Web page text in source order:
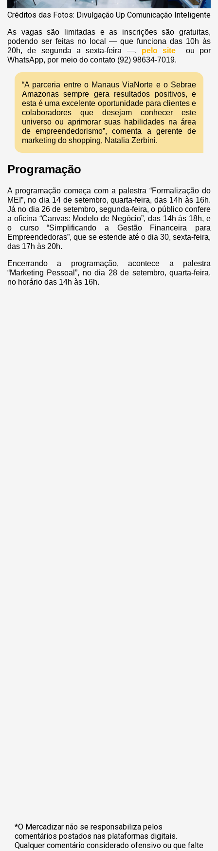
Créditos das Fotos: Divulgação Up Comunicação Inteligente
As vagas são limitadas e as inscrições são gratuitas,
podendo ser feitas no local — que funciona das 10h às
20h, de segunda a sexta-feira —, pelo site
ou por
WhatsApp, por meio do contato (92) 98634-7019.
“A parceria entre o Manaus ViaNorte e o Sebrae
Amazonas sempre gera resultados positivos, e
esta é uma excelente oportunidade para clientes e
colaboradores que desejam conhecer este
universo ou aprimorar suas habilidades na área
de empreendedorismo”, comenta a gerente de
marketing do shopping, Natalia Zerbini.
Programação
A programação começa com a palestra “Formalização do
MEI”, no dia 14 de setembro, quarta-feira, das 14h às 16h.
Já no dia 26 de setembro, segunda-feira, o público confere
a oficina “Canvas: Modelo de Negócio”, das 14h às 18h, e
o curso “Simplificando a Gestão Financeira para
Empreendedoras”, que se estende até o dia 30, sexta-feira,
das 17h às 20h.
Encerrando a programação, acontece a palestra
“Marketing Pessoal”, no dia 28 de setembro, quarta-feira,
no horário das 14h às 16h.
*O Mercadizar não se responsabiliza pelos
comentários postados nas plataformas digitais.
Qualquer comentário considerado ofensivo ou que falte